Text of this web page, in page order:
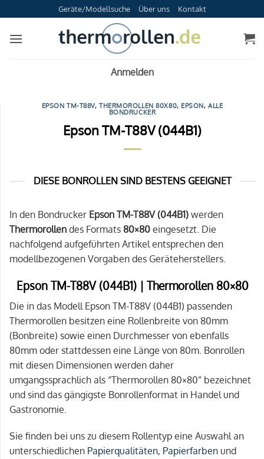
Inhalt
springen
Geräte/Modellsuche Über uns Kontakt
Anmelden
EPSON TM-T88V, THERMOROLLEN 80X80, EPSON,ALLE
BONDRUCKER
Epson TM-T88V (044B1)
DIESE BONROLLEN SIND BESTENS GEEIGNET
In den Bondrucker Epson TM-T88V (044B1) werden
Thermorollen des Formats 80×80 eingesetzt. Die
nachfolgend aufgeführten Artikel entsprechen den
modellbezogenen Vorgaben des Geräteherstellers.
Epson TM-T88V (044B1) | Thermorollen 80×80
Die in das Modell Epson TM-T88V (044B1) passenden
Thermorollen besitzen eine Rollenbreite von 80mm
(Bonbreite) sowie einen Durchmesser von ebenfalls
80mm oder stattdessen eine Länge von 80m. Bonrollen
mit diesen Dimensionen werden daher
umgangssprachlich als “Thermorollen 80×80” bezeichnet
und sind das gängigste Bonrollenformat in Handel und
Gastronomie.
Sie finden bei uns zu diesem Rollentyp eine Auswahl an
unterschiedlichen Papierqualitäten, Papierfarben und